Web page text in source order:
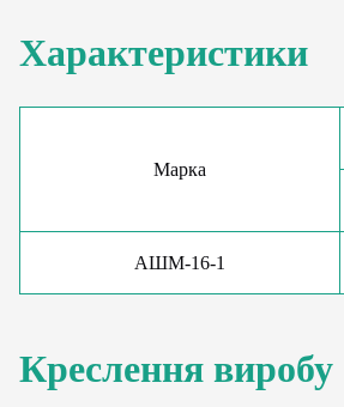
Характеристики
Марка
АШМ-16-1
Креслення виробу